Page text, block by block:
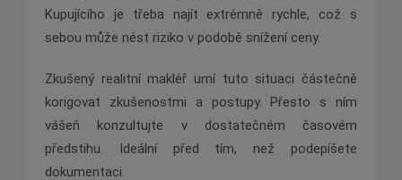
Kupujícího je třeba najít extrémně rychle, což s
sebou může nést riziko v podobě snížení ceny.
Zkušený realitní makléř umí tuto situaci částečně
korigovat zkušenostmi a postupy. Přesto s ním
vášeň konzultujte v dostatečném časovém
předstihu. Ideální před tím, než podepíšete
dokumentaci.